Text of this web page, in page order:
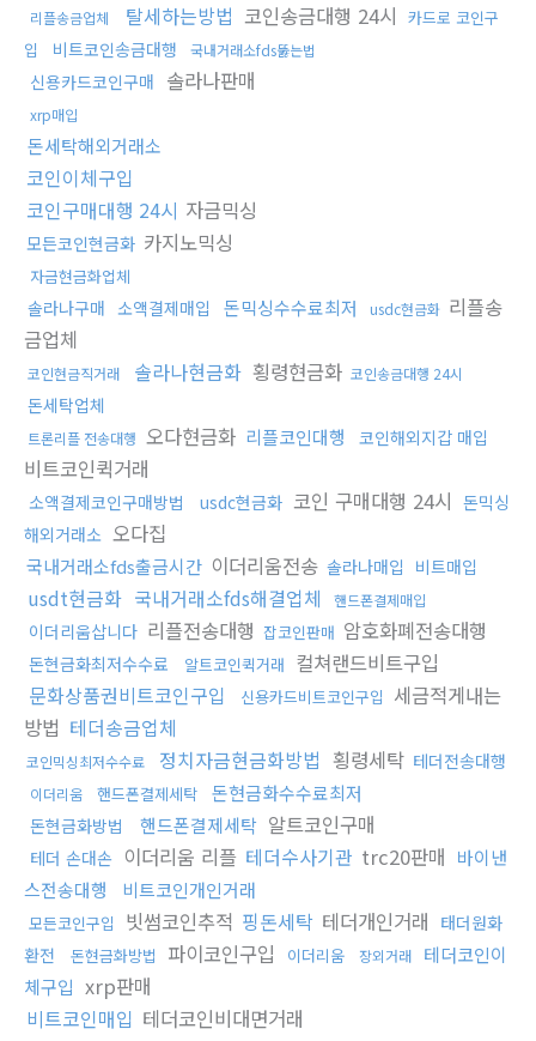
리플송금업체 탈세하는방법 코인송금대행 24시 카드로 코인구
입
비트코인송금대행 국내거래소fds뚫는법
신용카드코인구매 솔라나판매
xrp매입
돈세탁해외거래소
코인이체구입
코인구매대행 24시 자금믹싱
모든코인현금화 카지노믹싱
자금현금화업체
솔라나구매 소액결제매입 돈믹싱수수료최저 usdc현금화 리플송
금업체
코인현금직거래 솔라나현금화 횡령현금화 코인송금대행 24시
돈세탁업체
트론리플 전송대행 오다현금화 리플코인대행 코인해외지갑 매입
비트코인퀵거래
소액결제코인구매방법 usdc현금화 코인 구매대행 24시 돈믹싱
해외거래소 오다집
국내거래소fds출금시간 이더리움전송 솔라나매입 비트매입
usdt현금화 국내거래소fds해결업체 핸드폰결제매입
이더리움삽니다 리플전송대행 잡코인판매 암호화폐전송대행
돈현금화최저수수료 알트코인퀵거래 컬쳐랜드비트구입
문화상품권비트코인구입
신용카드비트코인구입 세금적게내는
방법 테더송금업체
코인믹싱최저수수료 정치자금현금화방법 횡령세탁 테더전송대행
이더리움 핸드폰결제세탁 돈현금화수수료최저
돈현금화방법 핸드폰결제세탁 알트코인구매
테더 손대손 이더리움 리플 테더수사기관 trc20판매 바이낸
스전송대행
비트코인개인거래
모든코인구입 빗썸코인추적 핑돈세탁 테더개인거래 태더원화
환전
돈현금화방법 파이코인구입 이더리움 장외거래
테더코인이
체구입 xrp판매
비트코인매입 테더코인비대면거래